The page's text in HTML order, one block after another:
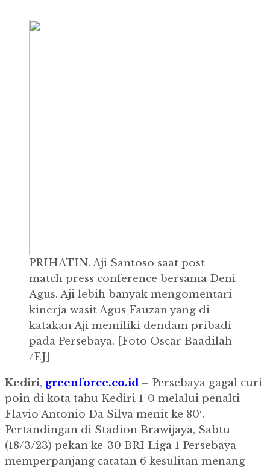
PRIHATIN. Aji Santoso saat post
match press conference bersama Deni
Agus. Aji lebih banyak mengomentari
kinerja wasit Agus Fauzan yang di
katakan Aji memiliki dendam pribadi
pada Persebaya. [Foto Oscar Baadilah
/EJ]
Kediri, greenforce.co.id – Persebaya gagal curi
poin di kota tahu Kediri 1-0 melalui penalti
Flavio Antonio Da Silva menit ke 80′.
Pertandingan di Stadion Brawijaya, Sabtu
(18/3/23) pekan ke-30 BRI Liga 1 Persebaya
memperpanjang catatan 6 kesulitan menang